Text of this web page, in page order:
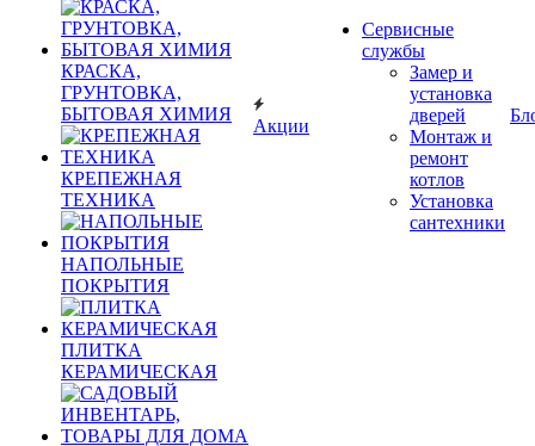
КРАСКА,
ГРУНТОВКА,
БЫТОВАЯ ХИМИЯ
КРЕПЕЖНАЯ
ТЕХНИКА
НАПОЛЬНЫЕ
ПОКРЫТИЯ
ПЛИТКА
КЕРАМИЧЕСКАЯ
Акции
Сервисные
службы
Замер и
установка
дверей
Монтаж и
ремонт
котлов
Установка
сантехники